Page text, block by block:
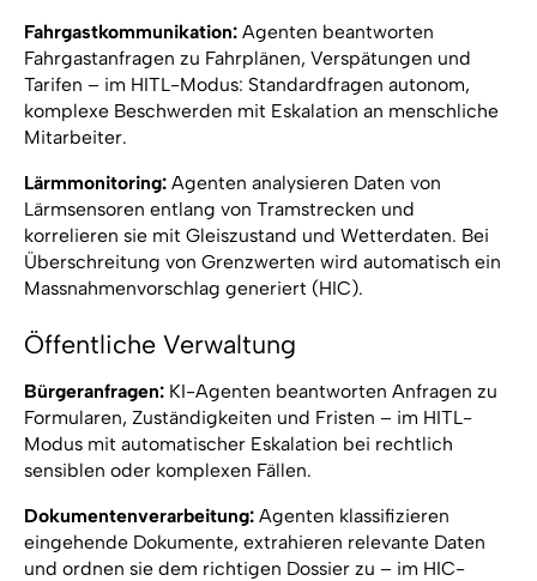
Fahrgastkommunikation:Agenten beantworten
Fahrgastanfragen zu Fahrplänen, Verspätungen und
Tarifen – im HITL-Modus: Standardfragen autonom,
komplexe Beschwerden mit Eskalation an menschliche
Mitarbeiter.
Lärmmonitoring:Agenten analysieren Daten von
Lärmsensoren entlang von Tramstrecken und
korrelieren sie mit Gleiszustand und Wetterdaten. Bei
Überschreitung von Grenzwerten wird automatisch ein
Massnahmenvorschlag generiert (HIC).
Öffentliche Verwaltung
Bürgeranfragen:KI-Agenten beantworten Anfragen zu
Formularen, Zuständigkeiten und Fristen – im HITL-
Modus mit automatischer Eskalation bei rechtlich
sensiblen oder komplexen Fällen.
Dokumentenverarbeitung:Agenten klassifizieren
eingehende Dokumente, extrahieren relevante Daten
und ordnen sie dem richtigen Dossier zu – im HIC-